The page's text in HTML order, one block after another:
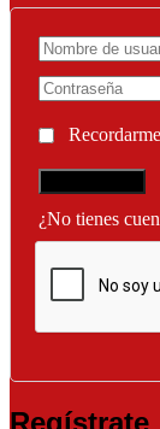
Recordarme
¿No tienes
Regístrate